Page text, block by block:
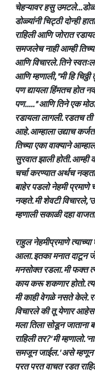
चेहऱ्यावर हसु
डोळ्यांनी चिट्ठी दोन्ही
राहिली आणि जोरात
समजलेच नाही आम्ही
आणि विचारले. तिने
आणि म्हणाली, "मी हि
पण द्यायला हिंमतच होत
पण....." आणि तिने एक
रडायला लागली. रडतच ती
आहे. आम्हाला उद्याच
तिच्या एका वाक्याने
सुरवात झाली होती. आम्ही
चर्चा करण्यात अर्थच
बाहेर पडलो नेहमी
नव्हते. मी शेवटी विचारले,
म्हणाली सकाळी दहा
राहुल नेहमीप्रमाणे
आला. इतका मनात
मनसोक्त रडला. मी फक्त
काय करू शकणार होतो.
मी काही वेगळे नसते केले.
विचारले की तू येणार आहेस
मला तिला सोडून जाताना
राहिली तर?' मी म्हणालो.
समजून जाईल.' असे म्हणून
परत परत वाचत रडत